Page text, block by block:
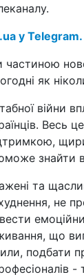
у Telegram.
частиною
як
війни
знайти
та
не
що
подбати
-